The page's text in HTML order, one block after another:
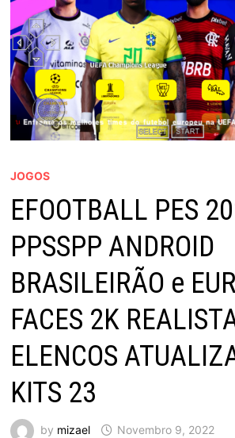
JOGOS
EFOOTBALL PES
PPSSPP ANDROID
BRASILEIRÃO e
FACES 2K
ELENCOS
KITS 23
by mizael Novembro 9, 2022